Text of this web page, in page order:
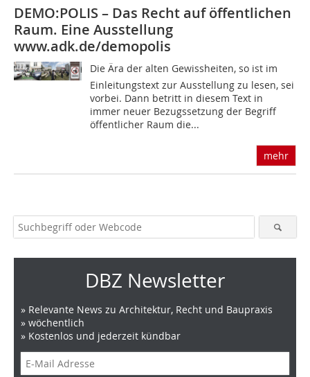
DEMO:POLIS – Das Recht auf öffentlichen
Raum. Eine Ausstellung
www.adk.de/demopolis
Die Ära der alten Gewissheiten, so ist im
Einleitungstext zur Ausstellung zu lesen, sei
vorbei. Dann betritt in diesem Text in
immer neuer Bezugssetzung der Begriff
öffentlicher Raum die...
mehr
DBZ Newsletter
» Relevante News zu Architektur, Recht und Baupraxis
» wöchentlich
» Kostenlos und jederzeit kündbar